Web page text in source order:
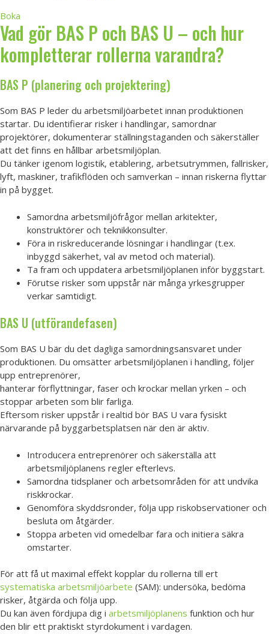
Boka
Vad gör BAS P och BAS U – och hur
kompletterar rollerna varandra?
BAS P (planering och projektering)
Som BAS P leder du arbetsmiljöarbetet innan produktionen
startar. Du identifierar risker i handlingar, samordnar
projektörer, dokumenterar ställningstaganden och säkerställer
att det finns en hållbar arbetsmiljöplan.
Du tänker igenom logistik, etablering, arbetsutrymmen, fallrisker,
lyft, maskiner, trafikflöden och samverkan – innan riskerna flyttar
in på bygget.
Samordna arbetsmiljöfrågor mellan arkitekter,
konstruktörer och teknikkonsulter.
Föra in riskreducerande lösningar i handlingar (t.ex.
inbyggd säkerhet, val av metod och material).
Ta fram och uppdatera arbetsmiljöplanen inför byggstart.
Förutse risker som uppstår när många yrkesgrupper
verkar samtidigt.
BAS U (utförandefasen)
Som BAS U bär du det dagliga samordningsansvaret under
produktionen. Du omsätter arbetsmiljöplanen i handling, följer
upp entreprenörer,
hanterar förflyttningar, faser och krockar mellan yrken – och
stoppar arbeten som blir farliga.
Eftersom risker uppstår i realtid bör BAS U vara fysiskt
närvarande på byggarbetsplatsen när den är aktiv.
Introducera entreprenörer och säkerställa att
arbetsmiljöplanens regler efterlevs.
Samordna tidsplaner och arbetsområden för att undvika
riskkrockar.
Genomföra skyddsronder, följa upp riskobservationer och
besluta om åtgärder.
Stoppa arbeten vid omedelbar fara och initiera säkra
omstarter.
För att få ut maximal effekt kopplar du rollerna till ert
systematiska arbetsmiljöarbete (SAM): undersöka, bedöma
risker, åtgärda och följa upp.
Du kan även fördjupa dig i arbetsmiljöplanens funktion och hur
den blir ett praktiskt styrdokument i vardagen.